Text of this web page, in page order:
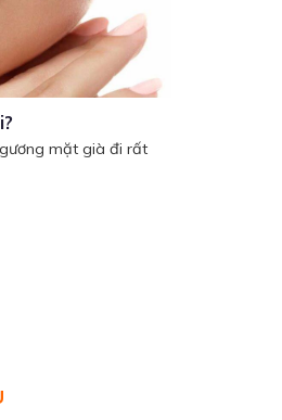
mặt già đi rất